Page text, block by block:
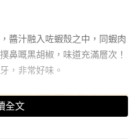
醬汁融入咗蝦殼之中，同蝦肉
鼻嘅黑胡椒，味道充滿層次！
，非常好味。
全文